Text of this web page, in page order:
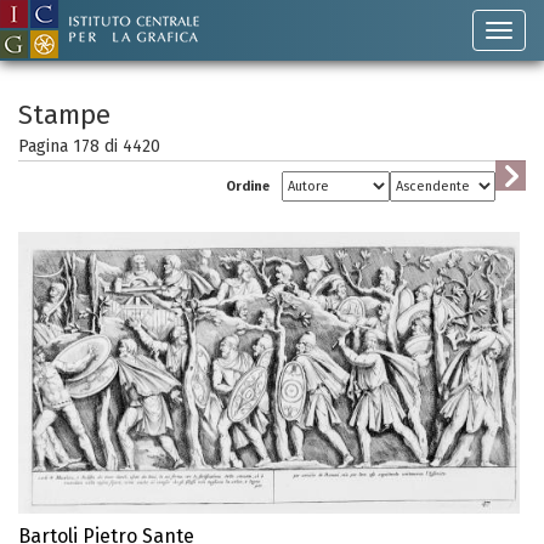
Stampe
Pagina 178 di 4420
Ordine
Bartoli Pietro Sante